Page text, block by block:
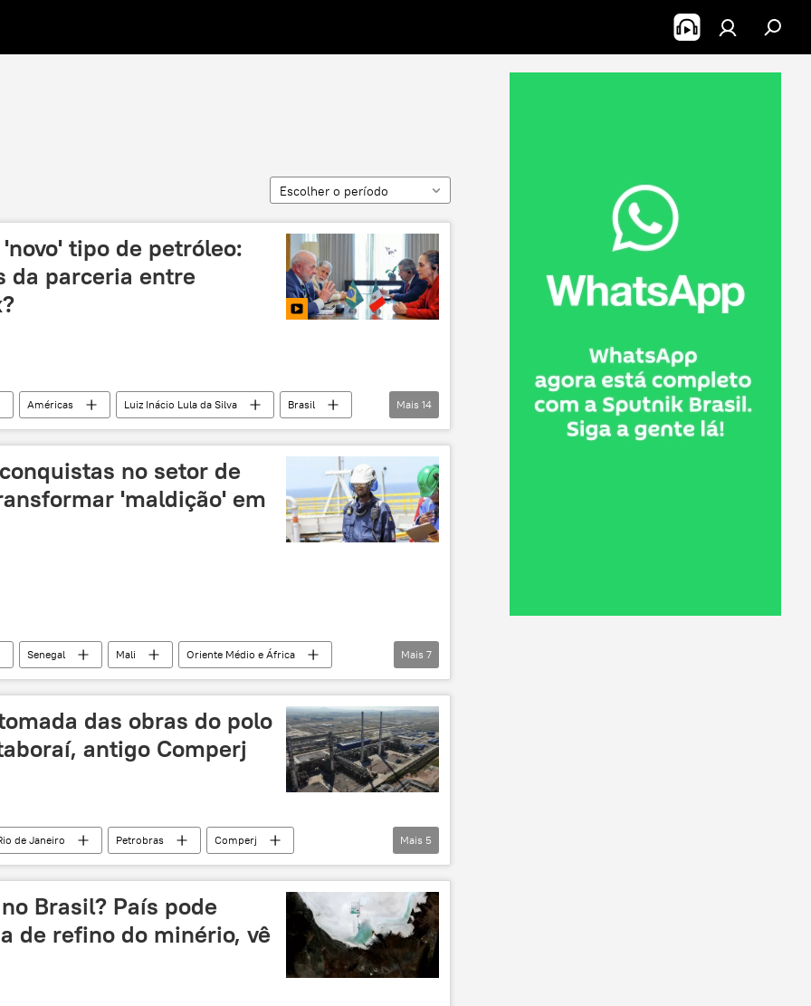
Escolher o período
tipo de petróleo:
da parceria entre
Américas Luiz Inácio Lula da Silva
Brasil
Petrobras Pemex vídeo
exclusiva
exploração de petróleo
Mais 14
no setor de
'maldição' em
Senegal Mali
Oriente Médio e África
refinaria exclusiva
África
Mais 7
das obras do polo
antigo Comperj
de Janeiro Petrobras
Comperj
Brasil Economia
energia
Mais 5
Brasil? País pode
de refino do minério, vê